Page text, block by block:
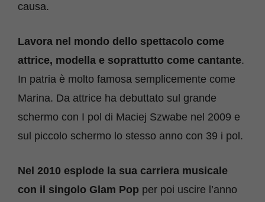
causa.
Lavora nel mondo dello spettacolo come
attrice, modella e soprattutto come cantante.
In patria è molto famosa semplicemente come
Marina. Da attrice ha debuttato sul grande
schermo con I pol di Maciej Szwabe nel 2009 e
sul piccolo schermo lo stesso anno con 39 i pol.
Nel 2010 esplode la sua carriera musicale
con il singolo Glam Pop per poi uscire l’anno